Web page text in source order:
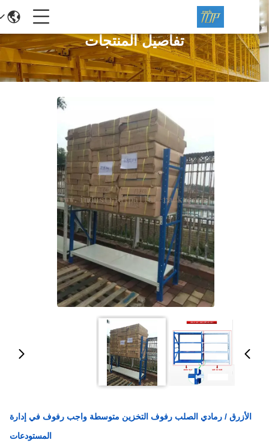
تفاصيل المنتجات
الأزرق / رمادي الصلب رفوف التخزين متوسطة واجب رفوف في إدارة
المستودعات